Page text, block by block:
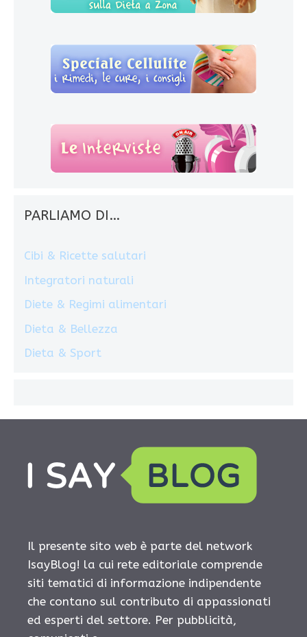
PARLIAMO DI…
Cibi & Ricette salutari
Integratori naturali
Diete & Regimi alimentari
Dieta & Bellezza
Dieta & Sport
Il presente sito web è parte del network
IsayBlog! la cui rete editoriale comprende
siti tematici di informazione indipendente
che contano sul contributo di appassionati
ed esperti del settore. Per pubblicità,